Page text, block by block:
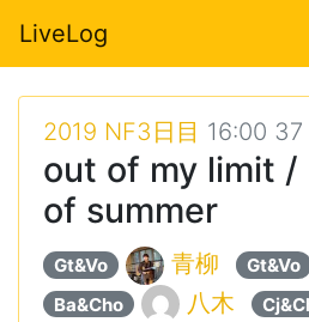
LiveLog
2019 NF3日目 16:00 37
out of my limit /
of summer
Gt&Vo 青柳 Gt&Vo
Ba&Cho 八木